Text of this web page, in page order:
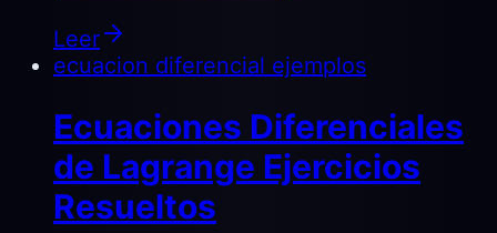
Leer
ecuacion diferencial ejemplos
Ecuaciones Diferenciales
de Lagrange Ejercicios
Resueltos